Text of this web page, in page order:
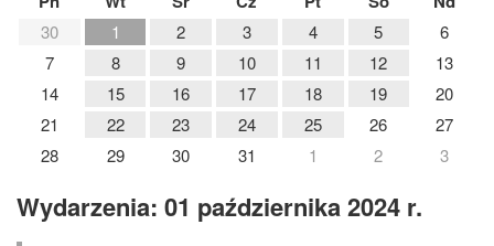
30 1 2 3 4 5
6
7
8 9 10 11 12
13
14
15 16 17 18 19
20
21
22 23 24 25 26
27
28
29 30 31 1 2 3
Wydarzenia: 01 października 2024 r.